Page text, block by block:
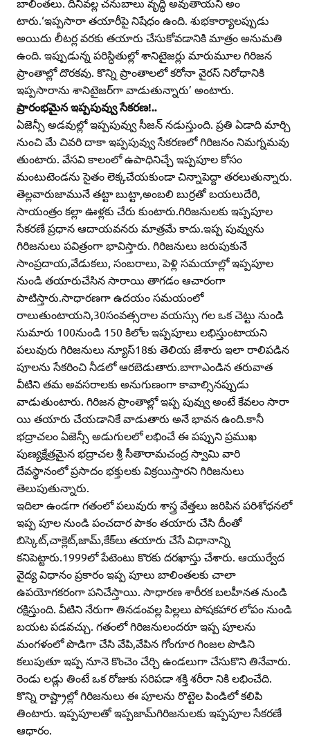
బాలింతలు. దీనివల్ల చనుబాలు వృద్ధి అవుతాయని అం
టారు.‘ఇప్పసారా తయారీపై నిషేధం ఉంది. శుభకార్యాలప్పుడు
అయిదు లీటర్ల వరకు తయారు చేసుకోవడానికి మాత్రం అనుమతి
ఉంది. ఇప్పుడున్న పరిస్ధితుల్లో శానిటైజర్లు మారుమూల గిరిజన
ప్రాంతాల్లో దొరకవు. కొన్ని ప్రాంతాలలో కరోనా వైరస్‌ నిరోధానికి
ఇప్పసారాను శానిటైజర్‌గా వాడుతున్నారు’ అంటారు.
ప్రారంభమైన ఇప్పపువ్వు సేకరణ!..
ఏజెన్సీ అడవుల్లో ఇప్పపువ్వు సీజన్‌ నడుస్తుంది. ప్రతి ఏడాది మార్చి
నుంచి మే చివరి దాకా ఇప్పపువ్వు సేకరణలో గిరిజనం నిమగ్నమవు
తుంటారు. వేసవి కాలంలో ఉపాధినిచ్చే ఇప్పపూల కోసం
మంటుటెండను సైతం లెక్కచేయకుండా చిన్నాపెద్దా తరలుతున్నారు.
తెల్లవారుజామునే తట్టా బుట్టా,అంబలి బుర్రతో బయలుదేరి,
సాయంత్రం కల్లా ఊళ్లకు చేరు కుంటారు.గిరిజనులకు ఇప్పపూల
సేకరణే ప్రధాన ఆదాయవనరు మాత్రమే కాదు.ఇప్ప పువ్వును
గిరిజనులు పవిత్రంగా భావిస్తారు. గిరిజనులు జరుపుకునే
సాంప్రదాయ,వేడుకలు, సంబరాలు, పెళ్లి సమయాల్లో ఇప్పపూల
నుండి తయారుచేసిన సారాయి తాగడం ఆచారంగా
పాటిస్తారు.సాధారణగా ఉదయం సమయంలో
రాలుతుంటాయని,30సంవత్సరాల వయస్సు గల ఒక చెట్టు నుండి
సుమారు 100నుండి 150 కిలోల ఇప్పపూలు లభిస్తుంటాయని
పలువురు గిరిజనులు న్యూస్‌18కు తెలియ జేశారు ఇలా రాలిపడిన
పూలను సేకరించి నీడలో ఆరబెడుతారు.బాగాఎండిన తరువాత
వీటిని తమ అవసరాలకు అనుగుణంగా కావాల్సినప్పుడు
వాడుతుంటారు. గిరిజన ప్రాంతాల్లో ఇప్ప పువ్వు అంటే కేవలం సారా
యి తయారు చేయడానికే వాడుతారు అనే భావన ఉంది.కానీ
భద్రాచలం ఏజెన్సీ అడుగులలో లభించే ఈ పప్పుని ప్రముఖ
పుణ్యక్షేత్రమైన భద్రాచల శ్రీ సీతారామచంద్ర స్వామి వారి
దేవస్థానంలో ప్రసాదం భక్తులకు విక్రయిస్తారని గిరిజనులు
తెలుపుతున్నారు.
ఇదిలా ఉండగా గతంలో పలువురు శాస్త్ర వేత్తలు జరిపిన పరిశోధనలో
ఇప్ప పూల నుండి పంచదార పాకం తయారు చేసి దీంతో
బిస్కెట్‌,చాక్లెట్‌,జామ్‌,కేక్‌లు తయారు చేసే విధానాన్ని
కనిపెట్టారు.1999లో పేటెంటు కొరకు దరఖాస్తు చేశారు. ఆయుర్వేద
వైద్య విధానం ప్రకారం ఇప్ప పూలు బాలింతలకు చాలా
ఉపయోగకరంగా పనిచేస్తాయి. సాధారణ శారీరక బలహీనత నుండి
రక్షిస్తుంది. వీటిని నేరుగా తినడంవల్ల పిల్లలు పోషకహార లోపం నుండి
బయట పడవచ్చు. గతంలో గిరిజనులందరూ ఇప్ప పూలను
మంగళంలో పొడిగా చేసి వేపి,వేపిన గోంగూర గింజల పొడిని
కలుపుతూ ఇప్ప నూనె కొంచెం చేర్చి ఉండలుగా చేసుకొని తినేవారు.
రెండు లడ్లు తింటే ఒక రోజుకు సరిపడా శక్తి శరీరా నికి లభించేది.
కొన్ని రాష్ట్రాల్లో గిరిజనులు ఈ పూలను రొట్టెల పిండిలో కలిపి
తింటారు. ఇప్పపూలతో ఇప్పజామ్‌గిరిజనులకు ఇప్పపూల సేకరణే
ఆధారం.